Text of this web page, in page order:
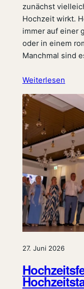
zunächst
Hochzeit wirkt.
immer auf einer
oder in einem
Manchmal sind
Weiterlesen
27. Juni 2026